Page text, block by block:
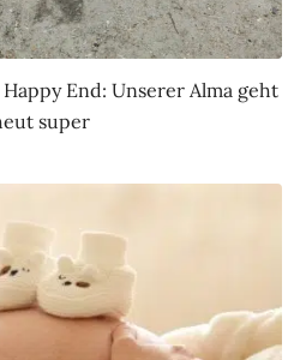
End: Unserer Alma geht
super